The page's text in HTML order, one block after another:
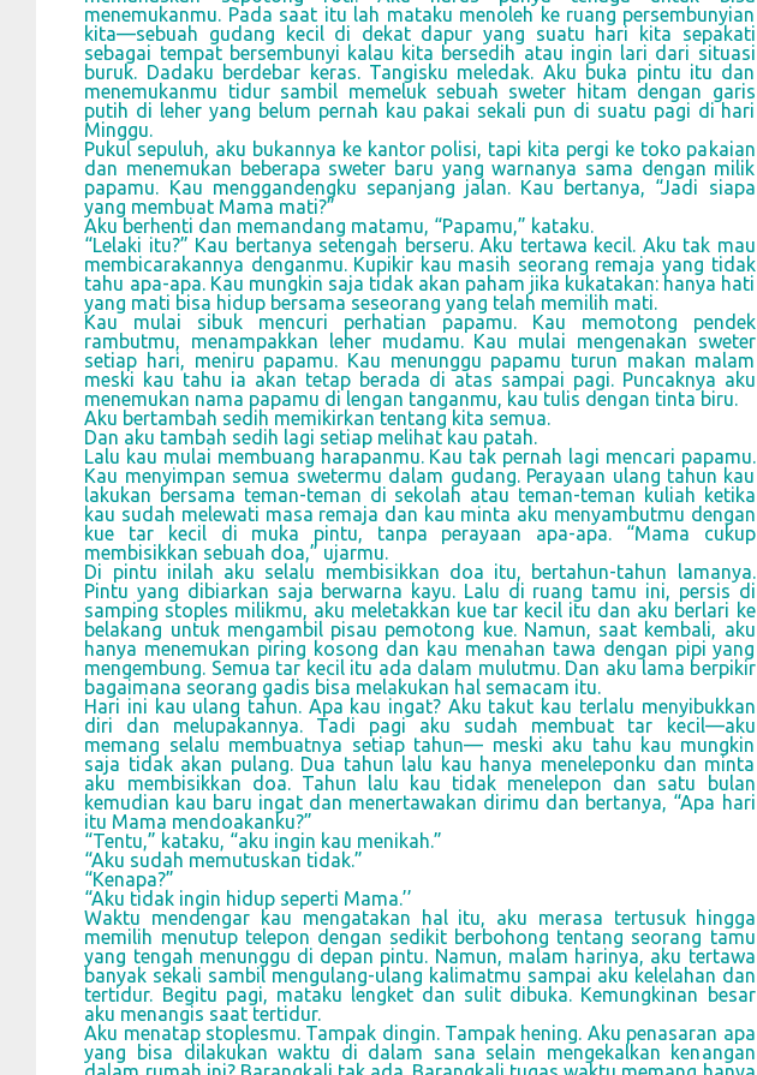
menemukanmu. Pada saat itu lah mataku menoleh ke ruang persembunyian
kita—sebuah gudang kecil di dekat dapur yang suatu hari kita sepakati
sebagai tempat bersembunyi kalau kita bersedih atau ingin lari dari situasi
buruk. Dadaku berdebar keras. Tangisku meledak. Aku buka pintu itu dan
menemukanmu tidur sambil memeluk sebuah sweter hitam dengan garis
putih di leher yang belum pernah kau pakai sekali pun di suatu pagi di hari
Minggu.
Pukul sepuluh, aku bukannya ke kantor polisi, tapi kita pergi ke toko pakaian
dan menemukan beberapa sweter baru yang warnanya sama dengan milik
papamu. Kau menggandengku sepanjang jalan. Kau bertanya, “Jadi siapa
yang membuat Mama mati?”
Aku berhenti dan memandang matamu, “Papamu,” kataku.
“Lelaki itu?” Kau bertanya setengah berseru. Aku tertawa kecil. Aku tak mau
membicarakannya denganmu. Kupikir kau masih seorang remaja yang tidak
tahu apa-apa. Kau mungkin saja tidak akan paham jika kukatakan: hanya hati
yang mati bisa hidup bersama seseorang yang telah memilih mati.
Kau mulai sibuk mencuri perhatian papamu. Kau memotong pendek
rambutmu, menampakkan leher mudamu. Kau mulai mengenakan sweter
setiap hari, meniru papamu. Kau menunggu papamu turun makan malam
meski kau tahu ia akan tetap berada di atas sampai pagi. Puncaknya aku
menemukan nama papamu di lengan tanganmu, kau tulis dengan tinta biru.
Aku bertambah sedih memikirkan tentang kita semua.
Dan aku tambah sedih lagi setiap melihat kau patah.
Lalu kau mulai membuang harapanmu. Kau tak pernah lagi mencari papamu.
Kau menyimpan semua swetermu dalam gudang. Perayaan ulang tahun kau
lakukan bersama teman-teman di sekolah atau teman-teman kuliah ketika
kau sudah melewati masa remaja dan kau minta aku menyambutmu dengan
kue tar kecil di muka pintu, tanpa perayaan apa-apa. “Mama cukup
membisikkan sebuah doa,” ujarmu.
Di pintu inilah aku selalu membisikkan doa itu, bertahun-tahun lamanya.
Pintu yang dibiarkan saja berwarna kayu. Lalu di ruang tamu ini, persis di
samping stoples milikmu, aku meletakkan kue tar kecil itu dan aku berlari ke
belakang untuk mengambil pisau pemotong kue. Namun, saat kembali, aku
hanya menemukan piring kosong dan kau menahan tawa dengan pipi yang
mengembung. Semua tar kecil itu ada dalam mulutmu. Dan aku lama berpikir
bagaimana seorang gadis bisa melakukan hal semacam itu.
Hari ini kau ulang tahun. Apa kau ingat? Aku takut kau terlalu menyibukkan
diri dan melupakannya. Tadi pagi aku sudah membuat tar kecil—aku
memang selalu membuatnya setiap tahun— meski aku tahu kau mungkin
saja tidak akan pulang. Dua tahun lalu kau hanya meneleponku dan minta
aku membisikkan doa. Tahun lalu kau tidak menelepon dan satu bulan
kemudian kau baru ingat dan menertawakan dirimu dan bertanya, “Apa hari
itu Mama mendoakanku?”
“Tentu,” kataku, “aku ingin kau menikah.”
“Aku sudah memutuskan tidak.”
“Kenapa?”
“Aku tidak ingin hidup seperti Mama.’’
Waktu mendengar kau mengatakan hal itu, aku merasa tertusuk hingga
memilih menutup telepon dengan sedikit berbohong tentang seorang tamu
yang tengah menunggu di depan pintu. Namun, malam harinya, aku tertawa
banyak sekali sambil mengulang-ulang kalimatmu sampai aku kelelahan dan
tertidur. Begitu pagi, mataku lengket dan sulit dibuka. Kemungkinan besar
aku menangis saat tertidur.
Aku menatap stoplesmu. Tampak dingin. Tampak hening. Aku penasaran apa
yang bisa dilakukan waktu di dalam sana selain mengekalkan kenangan